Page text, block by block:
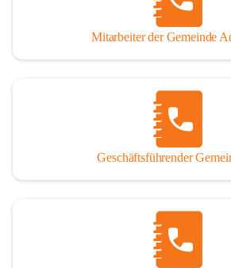
Mitarbeiter der Gemeinde
Geschäftsführender